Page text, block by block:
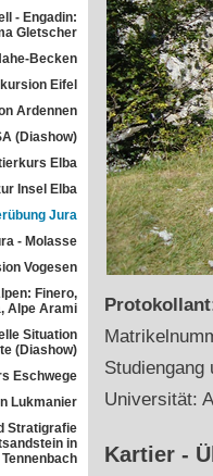
- Engadin:
Gletscher
Becken
Eifel
Ardennen
(Diashow)
Elba
Insel Elba
Jura
- Molasse
Vogesen
Finero,
Alpe Arami
Situation
(Diashow)
Eschwege
Lukmanier
Stratigrafie
in
Tennenbach
Universität:
Kartier -